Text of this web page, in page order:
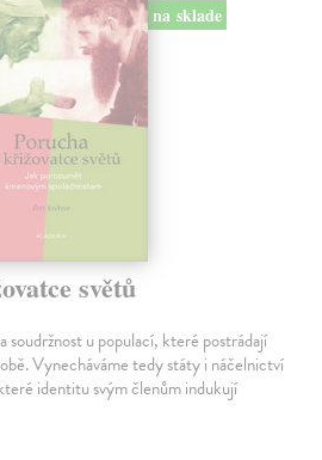
na sklade
světů
soudržnost u populací, které postrádají
Vynecháváme tedy státy i náčelnictví
identitu svým členům indukují